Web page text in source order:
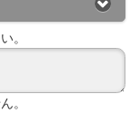
。
。